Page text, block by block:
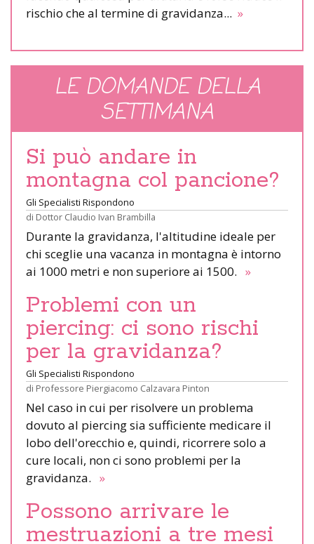
rischio che al termine di gravidanza... »
LE DOMANDE DELLA
SETTIMANA
Si può andare in
montagna col pancione?
Gli Specialisti Rispondono
di Dottor Claudio Ivan Brambilla
Durante la gravidanza, l'altitudine ideale per
chi sceglie una vacanza in montagna è intorno
ai 1000 metri e non superiore ai 1500. »
Problemi con un
piercing: ci sono rischi
per la gravidanza?
Gli Specialisti Rispondono
di Professore Piergiacomo Calzavara Pinton
Nel caso in cui per risolvere un problema
dovuto al piercing sia sufficiente medicare il
lobo dell'orecchio e, quindi, ricorrere solo a
cure locali, non ci sono problemi per la
gravidanza. »
Possono arrivare le
mestruazioni a tre mesi